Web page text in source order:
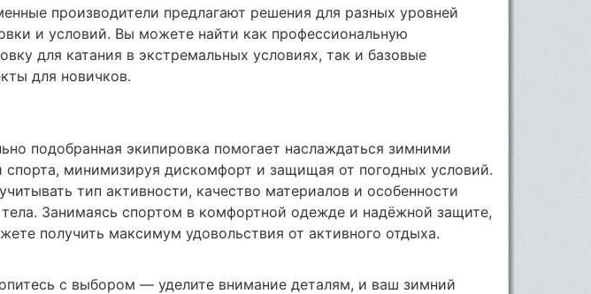
производители предлагают решения для разных уровней
и условий. Вы можете найти как профессиональную
для катания в экстремальных условиях, так и базовые
для новичков.
подобранная экипировка помогает наслаждаться зимними
спорта, минимизируя дискомфорт и защищая от погодных условий.
тип активности, качество материалов и особенности
тела. Занимаясь спортом в комфортной одежде и надёжной защите,
получить максимум удовольствия от активного отдыха.
с выбором — уделите внимание деталям, и ваш зимний